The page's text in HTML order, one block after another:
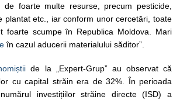
foarte multe resurse, precum pesticide,
plantat etc., iar conform unor cercetări, toate
foarte scumpe în Republica Moldova. Mari
în cazul aducerii materialului săditor”.
de la „Expert-Grup” au observat că
cu capital străin era de 32%. În perioada
investițiilor străine directe (ISD) a